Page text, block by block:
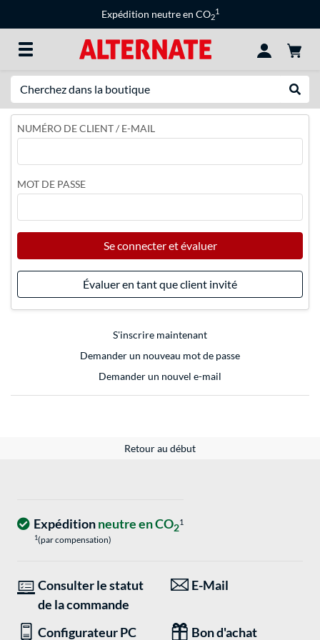
Expédition neutre en CO2
1
NUMÉRO DE CLIENT / E-MAIL
MOT DE PASSE
Se connecter et évaluer
Évaluer en tant que client invité
S'inscrire maintenant
Demander un nouveau mot de passe
Demander un nouvel e-mail
Retour au début
Expéditionneutre en CO21
1(par compensation)
Consulter le statut
de la commande
E-Mail
Configurateur PC Bon d'achat